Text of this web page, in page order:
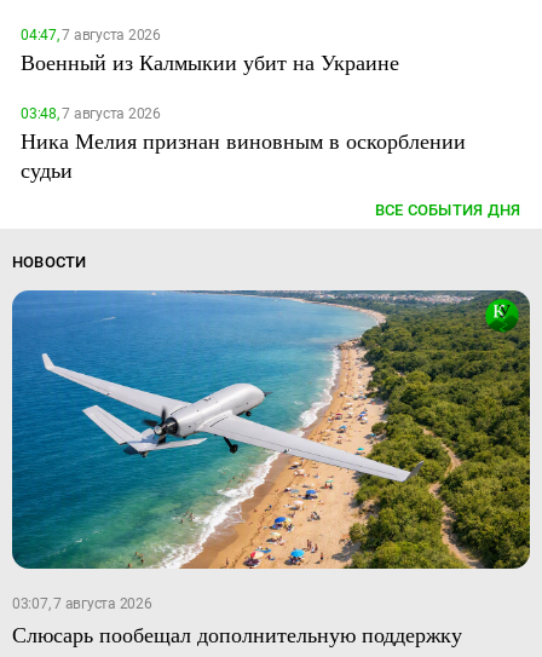
04:47,7 августа 2026
Военный из Калмыкии убит на Украине
03:48,7 августа 2026
Ника Мелия признан виновным в оскорблении
судьи
ВСЕ СОБЫТИЯ ДНЯ
НОВОСТИ
03:07, 7 августа 2026
Слюсарь пообещал дополнительную поддержку